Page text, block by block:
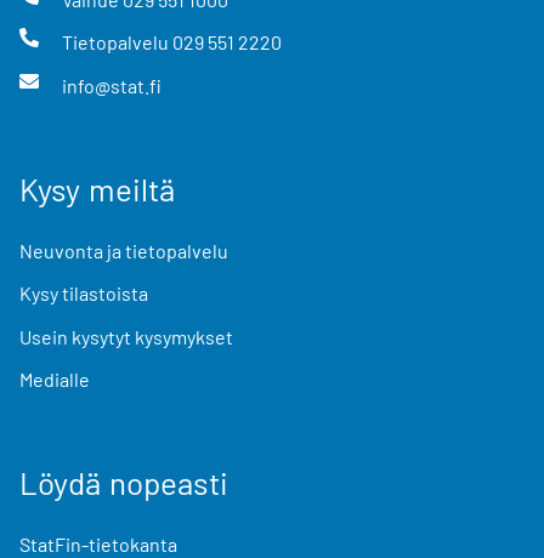
Tietopalvelu 029 551 2220
info@stat.fi
Kysy meiltä
Neuvonta ja tietopalvelu
Kysy tilastoista
Usein kysytyt kysymykset
Medialle
Löydä nopeasti
StatFin-tietokanta